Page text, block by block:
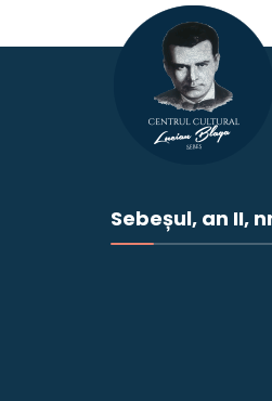
Sebeșul, an II,